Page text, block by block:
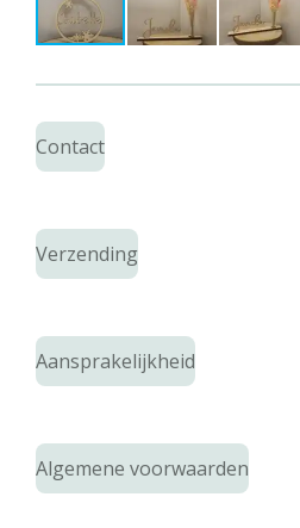
Contact
Verzending
Aansprakelijkheid
Algemene voorwaarden